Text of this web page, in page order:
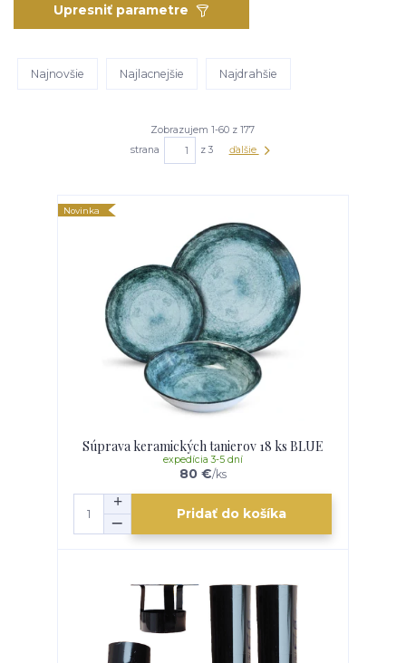
Upresniť parametre
Najnovšie Najlacnejšie Najdrahšie
Zobrazujem 1-60 z 177
strana
z 3 ďalšie
Novinka
Súprava keramických tanierov 18 ks BLUE
80 €/ks
expedícia 3-5 dní
Pridať do košíka